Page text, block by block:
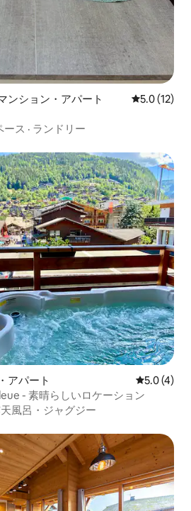
ンション・アパート レビュー12
5.0 (12)
ース · ランドリー
アパート レビュー4
5.0 (4)
- 素晴らしいロケーション
風呂・ジャグジー